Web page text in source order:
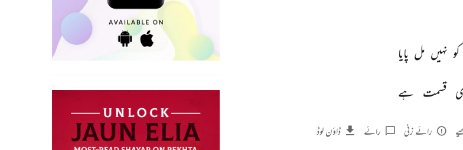
کو نہیں مل پایا
قسمت ہے
رائے زنی رائے ڈاؤن لوڈ